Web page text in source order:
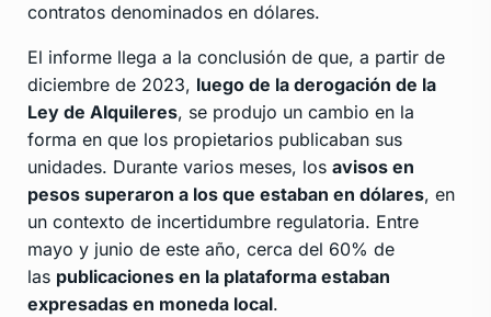
contratos denominados en dólares.
El informe llega a la conclusión de que, a partir de
diciembre de 2023, luego de la derogación de la
Ley de Alquileres, se produjo un cambio en la
forma en que los propietarios publicaban sus
unidades. Durante varios meses, los avisos en
pesos superaron a los que estaban en dólares, en
un contexto de incertidumbre regulatoria. Entre
mayo y junio de este año, cerca del 60% de
las publicaciones en la plataforma estaban
expresadas en moneda local.